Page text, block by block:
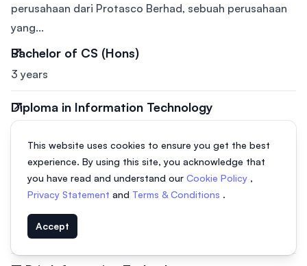
perusahaan dari Protasco Berhad, sebuah perusahaan
yang...
Bachelor of CS (Hons)
3 years
Diploma in Information Technology
2.5 years
Master of Information Technology
1.5 years
Bachelor of Mechanical Engineering (Hons)
4 years
This website uses cookies to ensure you get the best
experience. By using this site, you acknowledge that
you have read and understand our Cookie Policy ,
Privacy Statement and Terms & Conditions .
Accept